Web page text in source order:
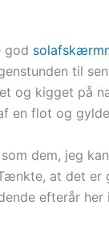
god
til
og kigget på
en flot og
dem, jeg
at det er
efterår her